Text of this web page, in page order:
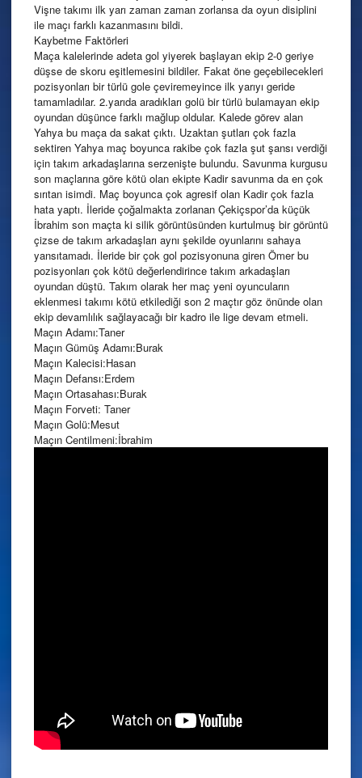
Vişne takımı ilk yarı zaman zaman zorlansa da oyun disiplini
ile maçı farklı kazanmasını bildi.
Kaybetme Faktörleri
Maça kalelerinde adeta gol yiyerek başlayan ekip 2-0 geriye
düşse de skoru eşitlemesini bildiler. Fakat öne geçebilecekleri
pozisyonları bir türlü gole çeviremeyince ilk yarıyı geride
tamamladılar. 2.yarıda aradıkları golü bir türlü bulamayan ekip
oyundan düşünce farklı mağlup oldular. Kalede görev alan
Yahya bu maça da sakat çıktı. Uzaktan şutları çok fazla
sektiren Yahya maç boyunca rakibe çok fazla şut şansı verdiği
için takım arkadaşlarına serzenişte bulundu. Savunma kurgusu
son maçlarına göre kötü olan ekipte Kadir savunma da en çok
sırıtan isimdi. Maç boyunca çok agresif olan Kadir çok fazla
hata yaptı. İleride çoğalmakta zorlanan Çekiçspor’da küçük
İbrahim son maçta ki silik görüntüsünden kurtulmuş bir görüntü
çizse de takım arkadaşları aynı şekilde oyunlarını sahaya
yansıtamadı. İleride bir çok gol pozisyonuna giren Ömer bu
pozisyonları çok kötü değerlendirince takım arkadaşları
oyundan düştü. Takım olarak her maç yeni oyuncuların
eklenmesi takımı kötü etkilediği son 2 maçtır göz önünde olan
ekip devamlılık sağlayacağı bir kadro ile lige devam etmeli.
Maçın Adamı:Taner
Maçın Gümüş Adamı:Burak
Maçın Kalecisi:Hasan
Maçın Defansı:Erdem
Maçın Ortasahası:Burak
Maçın Forveti: Taner
Maçın Golü:Mesut
Maçın Centilmeni:İbrahim